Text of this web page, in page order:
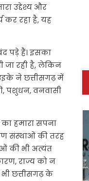
उद्देश्य और
कर रहा है, यह
पड़े हैं। इसका
जा रही है, लेकिन
ने छत्तीसगढ़ में
पशुधन, वनवासी
हमारा सपना
संस्थाओं की तरह
की भी अत्यंत
राज्य को न
भी छत्तीसगढ़ के